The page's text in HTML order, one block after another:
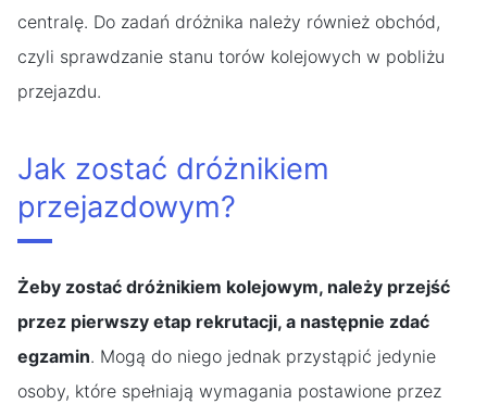
centralę. Do zadań dróżnika należy również obchód,
czyli sprawdzanie stanu torów kolejowych w pobliżu
przejazdu.
Jak zostać dróżnikiem
przejazdowym?
Żeby zostać dróżnikiem kolejowym, należy przejść
przez pierwszy etap rekrutacji, a następnie zdać
egzamin. Mogą do niego jednak przystąpić jedynie
osoby, które spełniają wymagania postawione przez